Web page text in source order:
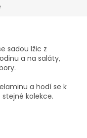
sadou lžic z
a na saláty,
a hodí se k
kolekce.